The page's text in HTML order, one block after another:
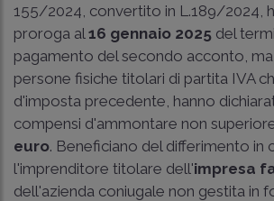
155/2024 , convertito in L.189/2024
proroga al 16 gennaio 2025 del
pagamento del secondo acconto,
persone fisiche titolari di partita IVA
d'imposta precedente, hanno
compensi d'ammontare non
euro. Beneficiano del differimento in
l'imprenditore titolare dell'impresa
dell'azienda coniugale non gestita in